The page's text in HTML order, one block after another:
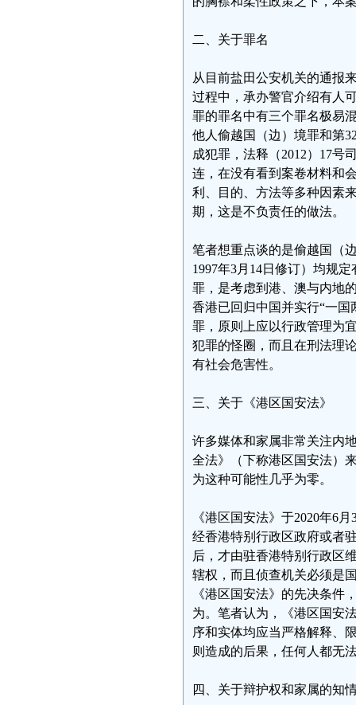
二、关于罪名
从目前盐田公安机关的通报
过程中，承办警官介绍有人
罪的罪名中有三个罪名极易
他人偷越国（边）境罪和第
成犯罪，法释（2012）17号
连，在没有看到案卷材料和
利、目的、方法等多种因素
期，这是不负责任的做法。
笔者想重点谈的是偷越国（
1997年3月14日修订）均规
罪，是考虑到港、澳与内地
香港已回归中国并实行“一
罪，原则上应以行政管理为
犯罪的怪圈，而且在刑法理
有社会危害性。
三、关于《港区国安法》
许多媒体和家属非常关注内
全法》（下称港区国安法）
为这种可能性几乎为零。
《港区国安法》于2020年6
经香港特别行政区政府或者
后，才由驻香港特别行政区
辖权，而且侦查机关必须是
《港区国安法》的先决条件
为。笔者认为，《港区国安
序和实体均应当严格解释、
则造成的后果，任何人都无
四、关于辩护权和家属的知